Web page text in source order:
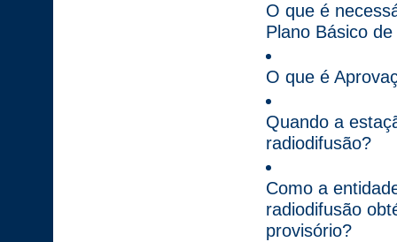
O que é
Plano Básico
O que é
Quando a
radiodifusão?
Como a
radiodifusão
provisório?